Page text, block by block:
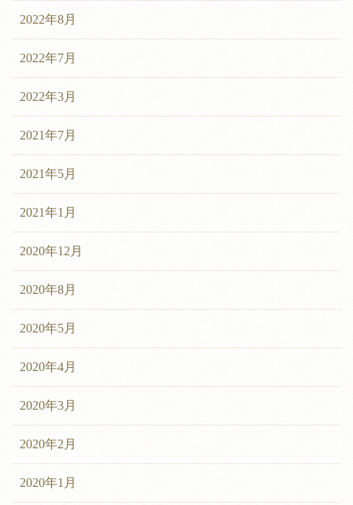
2022年8月
2022年7月
2022年3月
2021年7月
2021年5月
2021年1月
2020年12月
2020年8月
2020年5月
2020年4月
2020年3月
2020年2月
2020年1月